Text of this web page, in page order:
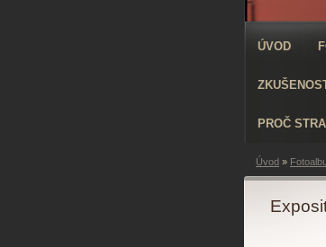
ÚVOD
PROČ
Úvod »